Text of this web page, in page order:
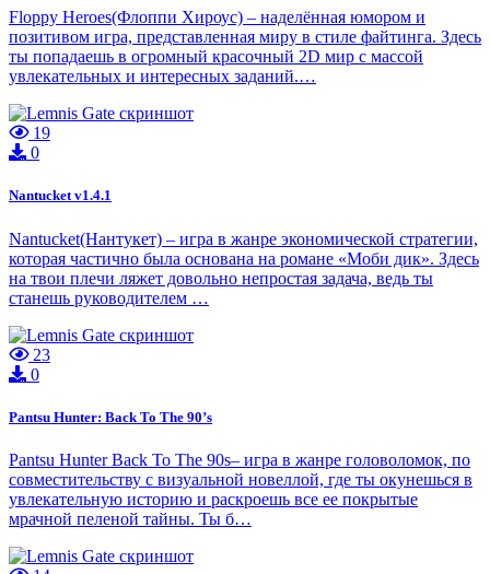
Floppy Heroes(Флоппи Хироус) – наделённая юмором и
позитивом игра, представленная миру в стиле файтинга. Здесь
ты попадаешь в огромный красочный 2D мир с массой
увлекательных и интересных заданий.…
19
0
Nantucket v1.4.1
Nantucket(Нантукет) – игра в жанре экономической стратегии,
которая частично была основана на романе «Моби дик». Здесь
на твои плечи ляжет довольно непростая задача, ведь ты
станешь руководителем …
23
0
Pantsu Hunter: Back To The 90’s
Pantsu Hunter Back To The 90s– игра в жанре головоломок, по
совместительству с визуальной новеллой, где ты окунешься в
увлекательную историю и раскроешь все ее покрытые
мрачной пеленой тайны. Ты б…